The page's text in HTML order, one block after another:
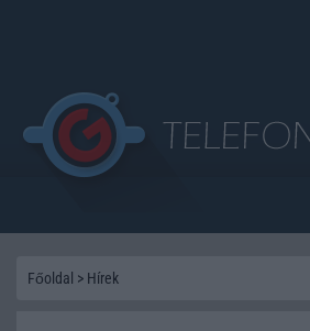
Főoldal > Hírek